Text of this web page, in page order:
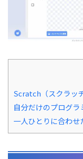
Scratch（スクラッ
自分だけのプログラ
一人ひとりに合わせ